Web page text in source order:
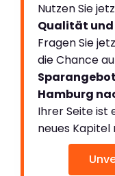
Nutzen Sie
Qualität und
Fragen Sie
die Chance
Hamburg
Ihrer Seite ist
neues